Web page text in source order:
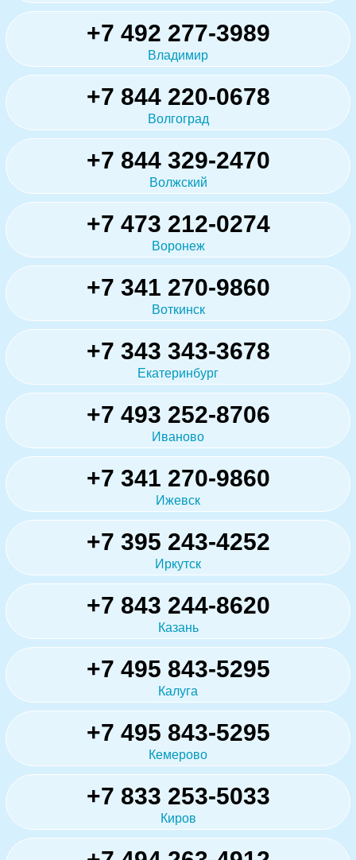
+7 492 277-3989
Владимир
+7 844 220-0678
Волгоград
+7 844 329-2470
Волжский
+7 473 212-0274
Воронеж
+7 341 270-9860
Воткинск
+7 343 343-3678
Екатеринбург
+7 493 252-8706
Иваново
+7 341 270-9860
Ижевск
+7 395 243-4252
Иркутск
+7 843 244-8620
Казань
+7 495 843-5295
Калуга
+7 495 843-5295
Кемерово
+7 833 253-5033
Киров